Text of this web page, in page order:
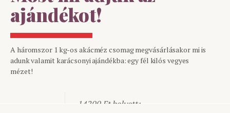
ajándékot!
A háromszor 1 kg-os akácméz csomag megvásárlásakor mi is
adunk valamit karácsonyi ajándékba: egy fél kilós vegyes
mézet!
14200 Ft helyett: